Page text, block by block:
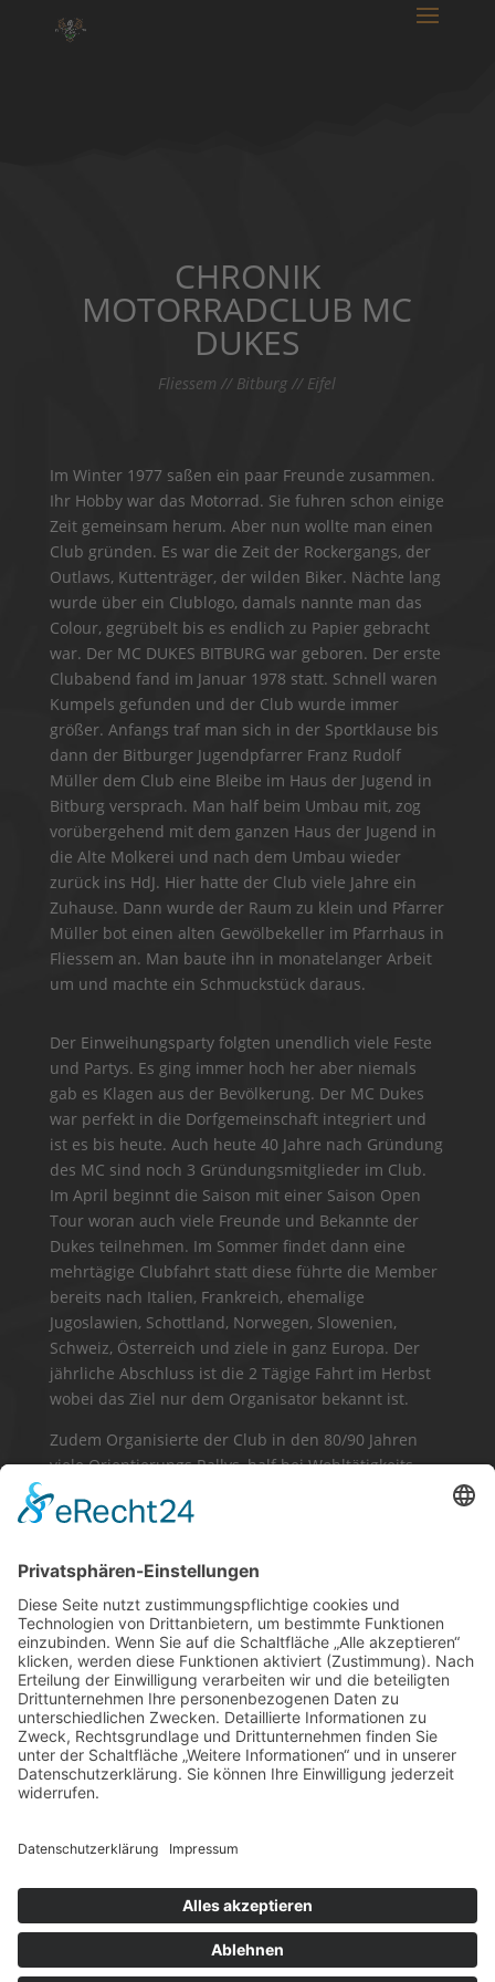
CHRONIK
MOTORRADCLUB MC
DUKES
Fliessem // Bitburg // Eifel
Im Winter 1977 saßen ein paar Freunde zusammen.
Ihr Hobby war das Motorrad. Sie fuhren schon einige
Zeit gemeinsam herum. Aber nun wollte man einen
Club gründen. Es war die Zeit der Rockergangs, der
Outlaws, Kuttenträger, der wilden Biker. Nächte lang
wurde über ein Clublogo, damals nannte man das
Colour, gegrübelt bis es endlich zu Papier gebracht
war. Der MC DUKES BITBURG war geboren. Der erste
Clubabend fand im Januar 1978 statt. Schnell waren
Kumpels gefunden und der Club wurde immer
größer. Anfangs traf man sich in der Sportklause bis
dann der Bitburger Jugendpfarrer Franz Rudolf
Müller dem Club eine Bleibe im Haus der Jugend in
Bitburg versprach. Man half beim Umbau mit, zog
vorübergehend mit dem ganzen Haus der Jugend in
die Alte Molkerei und nach dem Umbau wieder
zurück ins HdJ. Hier hatte der Club viele Jahre ein
Zuhause. Dann wurde der Raum zu klein und Pfarrer
Müller bot einen alten Gewölbekeller im Pfarrhaus in
Fliessem an. Man baute ihn in monatelanger Arbeit
um und machte ein Schmuckstück daraus.
Der Einweihungsparty folgten unendlich viele Feste
und Partys. Es ging immer hoch her aber niemals
gab es Klagen aus der Bevölkerung. Der MC Dukes
war perfekt in die Dorfgemeinschaft integriert und
ist es bis heute. Auch heute 40 Jahre nach Gründung
des MC sind noch 3 Gründungsmitglieder im Club.
Im April beginnt die Saison mit einer Saison Open
Tour woran auch viele Freunde und Bekannte der
Dukes teilnehmen. Im Sommer findet dann eine
mehrtägige Clubfahrt statt diese führte die Member
bereits nach Italien, Frankreich, ehemalige
Jugoslawien, Schottland, Norwegen, Slowenien,
Schweiz, Österreich und ziele in ganz Europa. Der
jährliche Abschluss ist die 2 Tägige Fahrt im Herbst
wobei das Ziel nur dem Organisator bekannt ist.
Zudem Organisierte der Club in den 80/90 Jahren
viele Orientierungs Rallys, half bei Wohltätigkeits
Veranstaltungen und war am Elefantentreffen am
Salzburgring tätig. Heute Organisiert der MC in den
ungeraden Jahren eine Winterparty.
Cookie-Einstellungen